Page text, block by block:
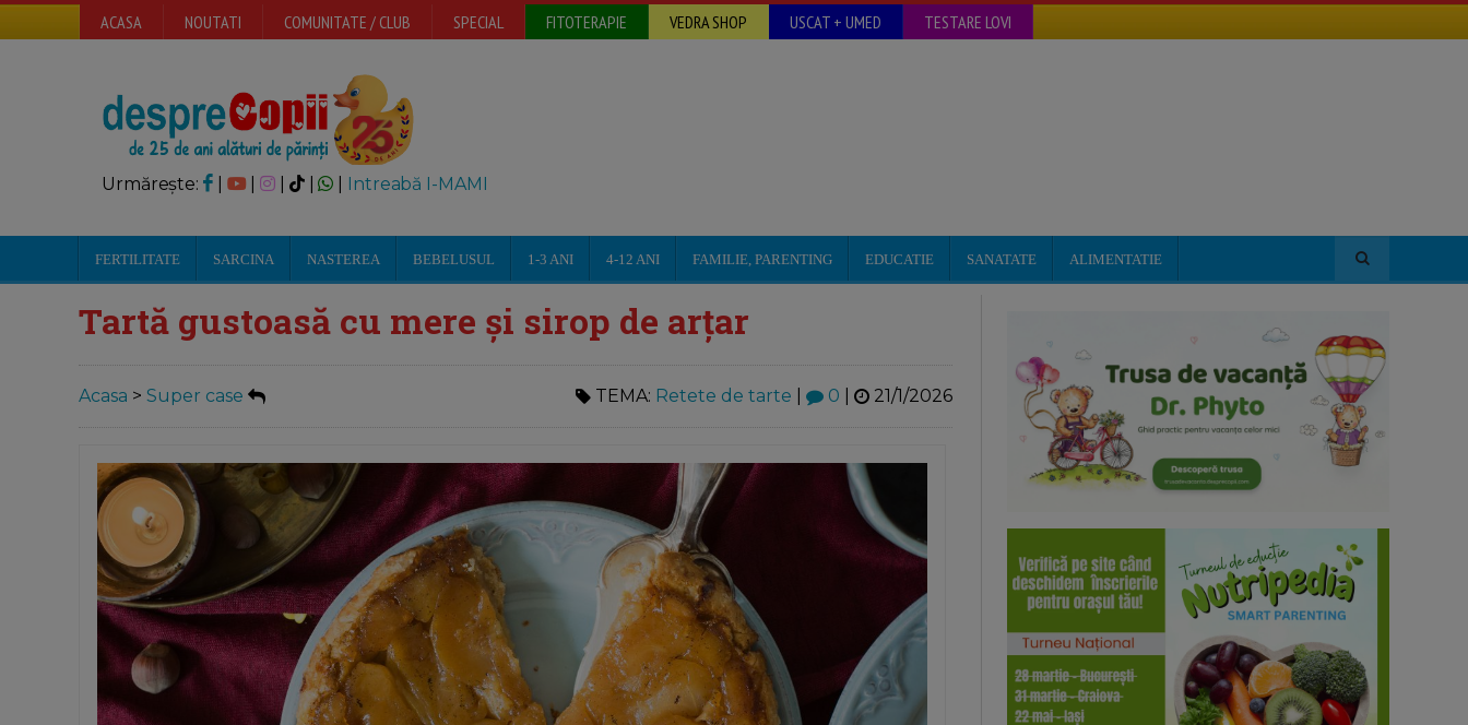
ACASA NOUTATI COMUNITATE / CLUB SPECIAL FITOTERAPIE VEDRA SHOP USCAT + UMED TESTARE LOVI
Urmărește: | | Intreabă I-MAMI
FERTILITATE SARCINA NASTEREA BEBELUSUL 1-3 ANI 4-12 ANI FAMILIE, PARENTING EDUCATIE SANATATE ALIMENTATIE
Tartă gustoasă cu mere și sirop de arțar
Acasa > Super case TEMA: Retete de tarte 0 21/1/2026